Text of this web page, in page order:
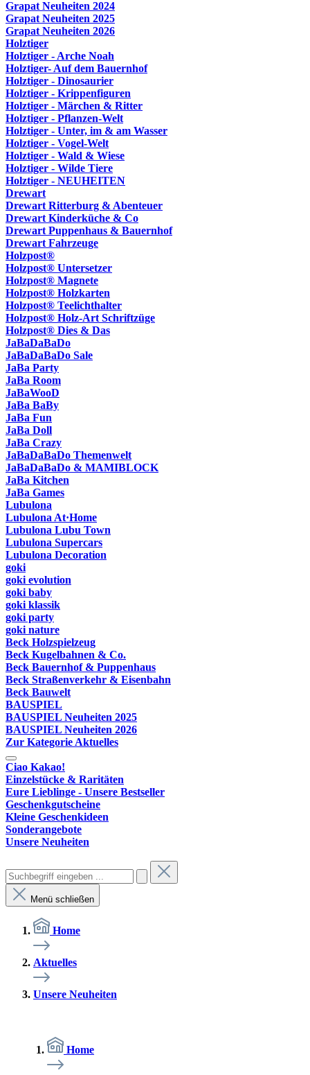
Grapat Neuheiten 2024
Grapat Neuheiten 2025
Grapat Neuheiten 2026
Holztiger
Holztiger - Arche Noah
Holztiger- Auf dem Bauernhof
Holztiger - Dinosaurier
Holztiger - Krippenfiguren
Holztiger - Märchen & Ritter
Holztiger - Pflanzen-Welt
Holztiger - Unter, im & am Wasser
Holztiger - Vogel-Welt
Holztiger - Wald & Wiese
Holztiger - Wilde Tiere
Holztiger - NEUHEITEN
Drewart
Drewart Ritterburg & Abenteuer
Drewart Kinderküche & Co
Drewart Puppenhaus & Bauernhof
Drewart Fahrzeuge
Holzpost®
Holzpost® Untersetzer
Holzpost® Magnete
Holzpost® Holzkarten
Holzpost® Teelichthalter
Holzpost® Holz-Art Schriftzüge
Holzpost® Dies & Das
JaBaDaBaDo
JaBaDaBaDo Sale
JaBa Party
JaBa Room
JaBaWooD
JaBa BaBy
JaBa Fun
JaBa Doll
JaBa Crazy
JaBaDaBaDo Themenwelt
JaBaDaBaDo & MAMIBLOCK
JaBa Kitchen
JaBa Games
Lubulona
Lubulona At·Home
Lubulona Lubu Town
Lubulona Supercars
Lubulona Decoration
goki
goki evolution
goki baby
goki klassik
goki party
goki nature
Beck Holzspielzeug
Beck Kugelbahnen & Co.
Beck Bauernhof & Puppenhaus
Beck Straßenverkehr & Eisenbahn
Beck Bauwelt
BAUSPIEL
BAUSPIEL Neuheiten 2025
BAUSPIEL Neuheiten 2026
Zur Kategorie Aktuelles
Ciao Kakao!
Einzelstücke & Raritäten
Eure Lieblinge - Unsere Bestseller
Geschenkgutscheine
Kleine Geschenkideen
Sonderangebote
Unsere Neuheiten
Menü schließen
Home
Aktuelles
Unsere Neuheiten
Home